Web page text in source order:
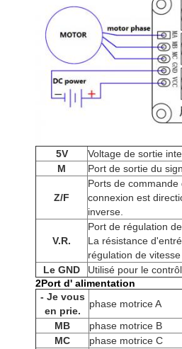
5V
Voltage de sortie
M
Port de sortie du
Z/F
Ports de
connexion est
inverse.
V.R.
Port de régulation
La résistance
régulation de
Le GND
Utilisé pour le
2Port d' alimentation
- Je vous
en prie.
phase motrice A
MB
phase motrice B
MC
phase motrice C